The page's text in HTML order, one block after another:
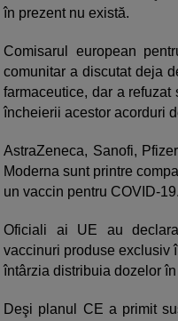
în prezent nu există.
Comisarul european
comunitar a discutat deja
farmaceutice, dar a refuzat
încheierii acestor acorduri
AstraZeneca, Sanofi,
Moderna sunt printre
un vaccin pentru COVID-19.
Oficiali ai UE au
vaccinuri produse exclusiv
întârzia distribuia dozelor
Deşi planul CE a primit